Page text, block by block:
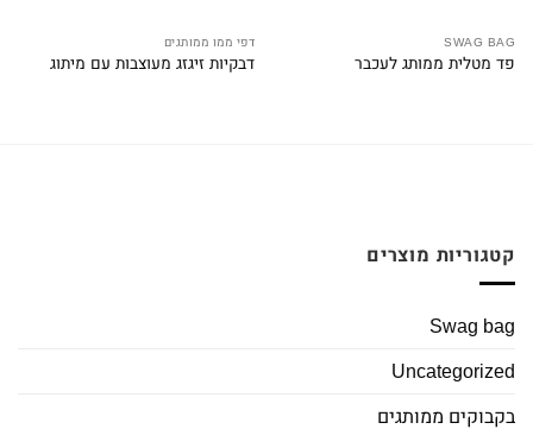
SWAG BAG
פד מטלית ממותג לעכבר
דפי ממו ממותגים
דבקיות זיגזג מעוצבות עם מיתוג
קטגוריות מוצרים
Swag bag
Uncategorized
בקבוקים ממותגים